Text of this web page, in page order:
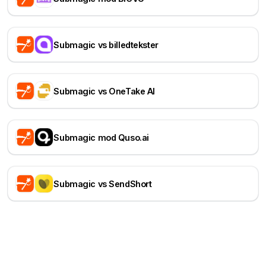
Submagic vs billedtekster
Submagic vs OneTake AI
Submagic mod Quso.ai
Submagic vs SendShort